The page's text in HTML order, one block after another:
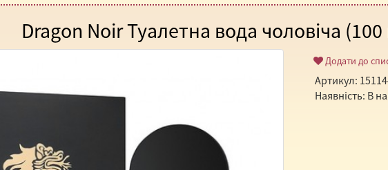
Dragon Noir Туалетна вода чоловіча
Додати до
Артикул:
Наявність: В